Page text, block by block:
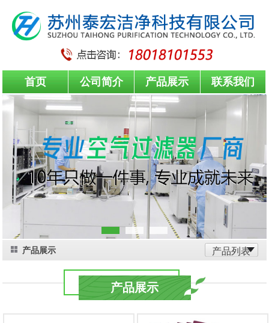
首页 公司简介 产品展示 联系我们
产品展示 产品列表
产品展示